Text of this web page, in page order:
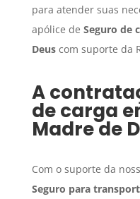
para atender suas
apólice de Seguro de
Deuscom suporte da
A
de carga
Madre de
Com o suporte da
Seguro para